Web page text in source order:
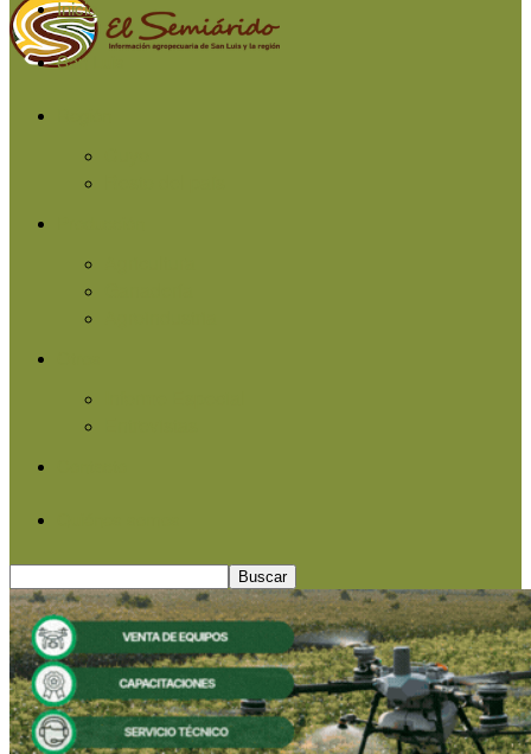
Inicio
San Luis